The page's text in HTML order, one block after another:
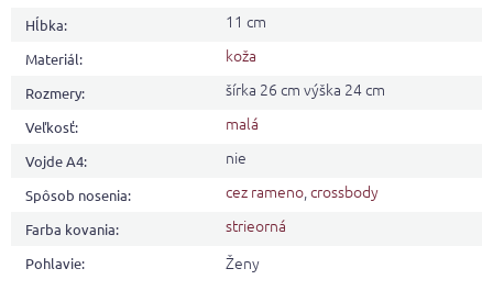
Hĺbka: 11 cm
Materiál: koža
Rozmery: šírka 26 cm výška 24 cm
Veľkosť: malá
Vojde A4: nie
Spôsob nosenia: cez rameno,crossbody
Farba kovania: strieorná
Pohlavie: Ženy